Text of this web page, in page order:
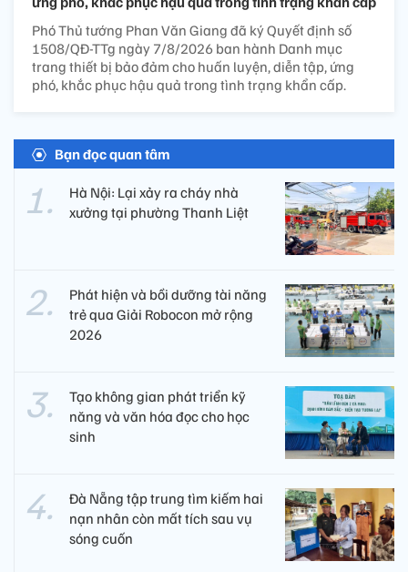
Phó Thủ tướng Phan Văn Giang đã ký Quyết định số
1508/QĐ-TTg ngày 7/8/2026 ban hành Danh mục
trang thiết bị bảo đảm cho huấn luyện, diễn tập, ứng
phó, khắc phục hậu quả trong tình trạng khẩn cấp.
Bạn đọc quan tâm
Hà Nội: Lại xảy ra cháy nhà
xưởng tại phường Thanh Liệt
Phát hiện và bồi dưỡng tài năng
trẻ qua Giải Robocon mở rộng
2026
Tạo không gian phát triển kỹ
năng và văn hóa đọc cho học
sinh
Đà Nẵng tập trung tìm kiếm hai
nạn nhân còn mất tích sau vụ
sóng cuốn